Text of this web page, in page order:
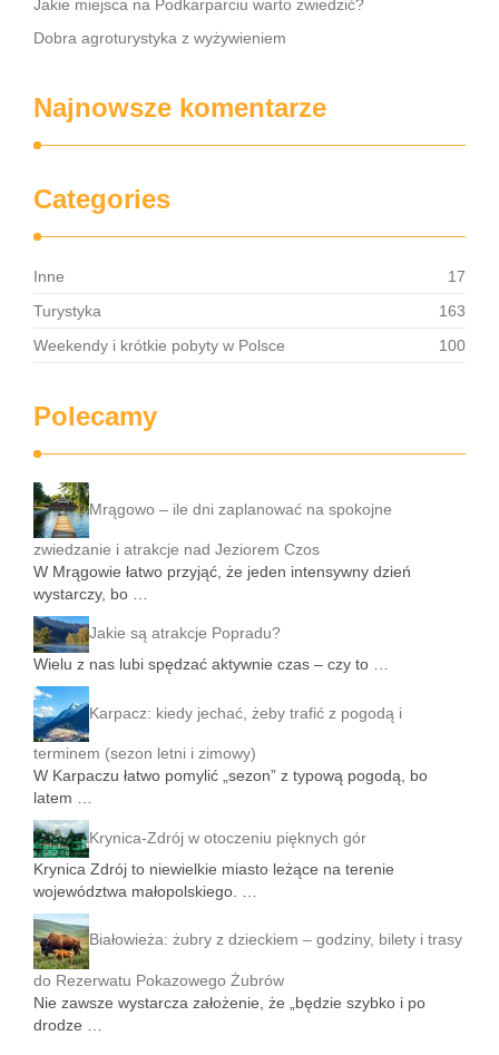
Jakie miejsca na Podkarparciu warto zwiedzić?
Dobra agroturystyka z wyżywieniem
Najnowsze komentarze
Categories
Inne
17
Turystyka
163
Weekendy i krótkie pobyty w Polsce
100
Polecamy
Mrągowo – ile dni zaplanować na spokojne
zwiedzanie i atrakcje nad Jeziorem Czos
W Mrągowie łatwo przyjąć, że jeden intensywny dzień
wystarczy, bo …
Jakie są atrakcje Popradu?
Wielu z nas lubi spędzać aktywnie czas – czy to …
Karpacz: kiedy jechać, żeby trafić z pogodą i
terminem (sezon letni i zimowy)
W Karpaczu łatwo pomylić „sezon” z typową pogodą, bo
latem …
Krynica-Zdrój w otoczeniu pięknych gór
Krynica Zdrój to niewielkie miasto leżące na terenie
województwa małopolskiego. …
Białowieża: żubry z dzieckiem – godziny, bilety i trasy
do Rezerwatu Pokazowego Żubrów
Nie zawsze wystarcza założenie, że „będzie szybko i po
drodze …